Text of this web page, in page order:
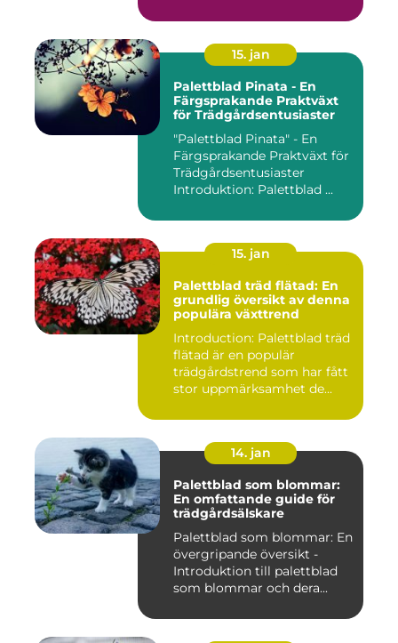
15. jan
Palettblad Pinata - En
Färgsprakande Praktväxt
för Trädgårdsentusiaster
"Palettblad Pinata" - En
Färgsprakande Praktväxt för
Trädgårdsentusiaster
Introduktion: Palettblad ...
15. jan
Palettblad träd flätad: En
grundlig översikt av denna
populära växttrend
Introduction: Palettblad träd
flätad är en populär
trädgårdstrend som har fått
stor uppmärksamhet de...
14. jan
Palettblad som blommar:
En omfattande guide för
trädgårdsälskare
Palettblad som blommar: En
övergripande översikt -
Introduktion till palettblad
som blommar och dera...